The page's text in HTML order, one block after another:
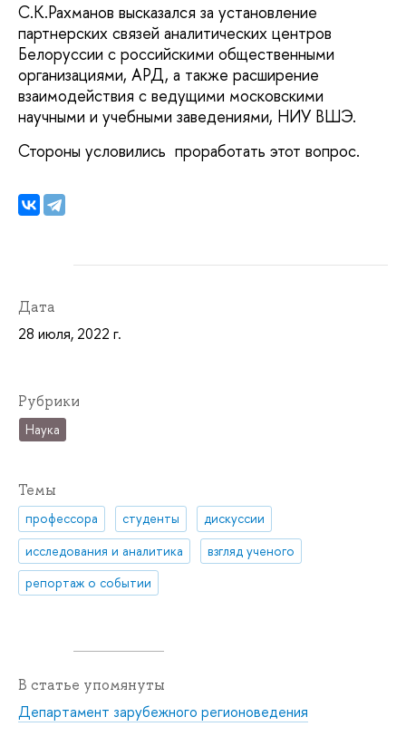
С.К.Рахманов высказался за установление
партнерских связей аналитических центров
Белоруссии с российскими общественными
организациями, АРД, а также расширение
взаимодействия с ведущими московскими
научными и учебными заведениями, НИУ ВШЭ.
Стороны условились проработать этот вопрос.
Дата
28 июля, 2022 г.
Рубрики
Наука
Темы
профессора студенты
дискуссии
исследования и аналитика
взгляд ученого
репортаж о событии
В статье упомянуты
Департамент зарубежного регионоведения